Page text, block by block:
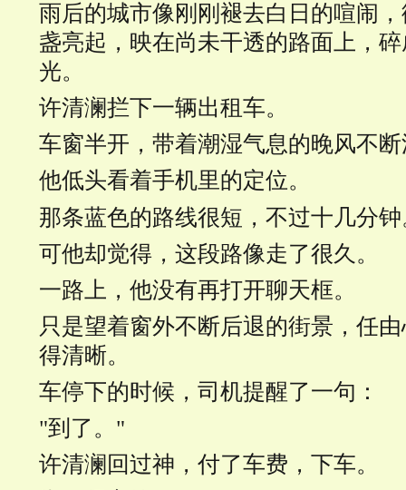
雨后的城市像刚刚褪去白日的喧闹
盏亮起，映在尚未干透的路面上，
光。
许清澜拦下一辆出租车。
车窗半开，带着潮湿气息的晚风不
他低头看着手机里的定位。
那条蓝色的路线很短，不过十几分
可他却觉得，这段路像走了很久。
一路上，他没有再打开聊天框。
只是望着窗外不断后退的街景，任
得清晰。
车停下的时候，司机提醒了一句：
"到了。"
许清澜回过神，付了车费，下车。